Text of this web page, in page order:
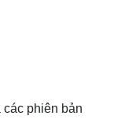
phiên bản